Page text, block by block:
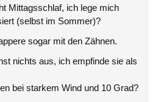
Mittagsschlaf, ich lege mich
(selbst im Sommer)?
sogar mit den Zähnen.
nichts aus, ich empfinde sie als
bei starkem Wind und 10 Grad?